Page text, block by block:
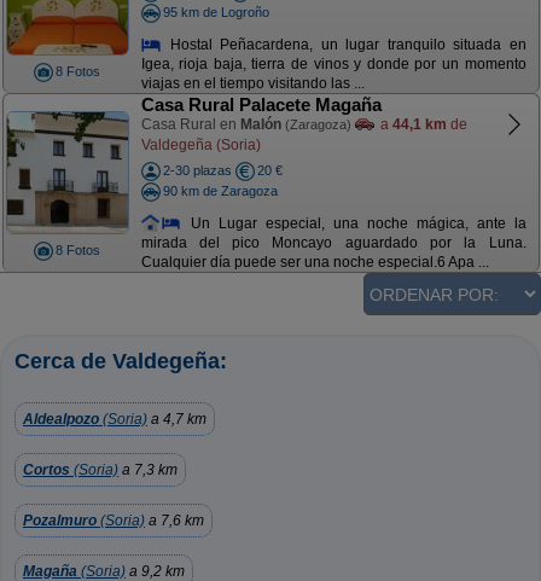
8 Fotos
95 km de Logroño
Hostal Peñacardena, un lugar tranquilo situada en
Igea, rioja baja, tierra de vinos y donde por un momento
viajas en el tiempo visitando las ...
8 Fotos
Casa Rural Palacete Magaña
Casa Rural en Malón (Zaragoza) a 44,1 km de
Valdegeña (Soria)
2-30 plazas
20 €
90 km de Zaragoza
Un Lugar especial, una noche mágica, ante la
mirada del pico Moncayo aguardado por la Luna.
Cualquier día puede ser una noche especial.6 Apa ...
Cerca de Valdegeña:
Aldealpozo (Soria) a 4,7 km
Cortos (Soria) a 7,3 km
Pozalmuro (Soria) a 7,6 km
Magaña (Soria) a 9,2 km